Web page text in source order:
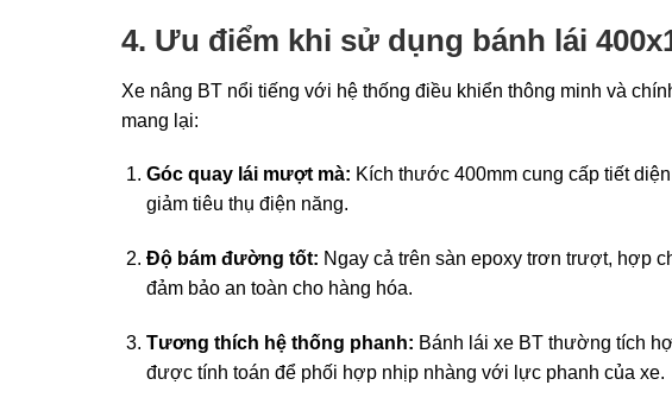
4. Ưu điểm khi sử dụng bánh lái
Xe nâng BT nổi tiếng với hệ thống điều khiển thông minh và
mang lại:
Góc quay lái mượt mà: Kích thước 400mm cung cấp tiết
giảm tiêu thụ điện năng.
Độ bám đường tốt: Ngay cả trên sàn epoxy trơn trượt, hợp
đảm bảo an toàn cho hàng hóa.
Tương thích hệ thống phanh: Bánh lái xe BT thường tích
được tính toán để phối hợp nhịp nhàng với lực phanh của xe.